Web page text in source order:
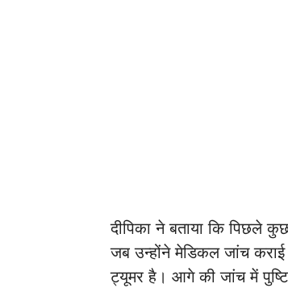
दीपिका ने बताया कि पिछले
जब उन्होंने मेडिकल जांच
ट्यूमर है। आगे की जांच में